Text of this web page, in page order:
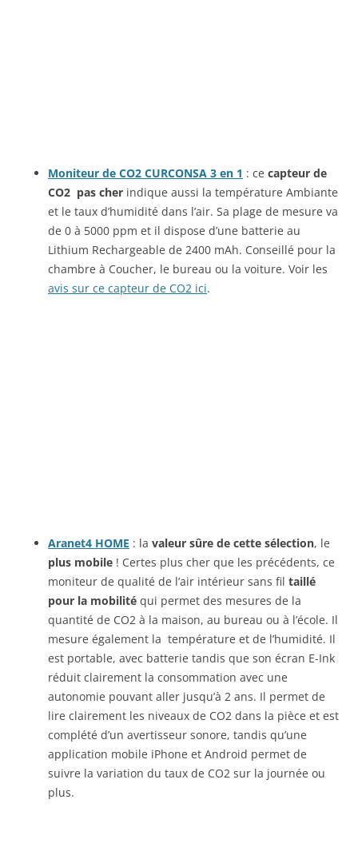
Moniteur de CO2 CURCONSA 3 en 1 : ce capteur de
CO2 pas cher indique aussi la température Ambiante
et le taux d’humidité dans l’air. Sa plage de mesure va
de 0 à 5000 ppm et il dispose d’une batterie au
Lithium Rechargeable de 2400 mAh. Conseillé pour la
chambre à Coucher, le bureau ou la voiture. Voir les
avis sur ce capteur de CO2 ici.
Aranet4 HOME : la valeur sûre de cette sélection, le
plus mobile ! Certes plus cher que les précédents, ce
moniteur de qualité de l’air intérieur sans fil taillé
pour la mobilité qui permet des mesures de la
quantité de CO2 à la maison, au bureau ou à l’école. Il
mesure également la température et de l’humidité. Il
est portable, avec batterie tandis que son écran E-Ink
réduit clairement la consommation avec une
autonomie pouvant aller jusqu’à 2 ans. Il permet de
lire clairement les niveaux de CO2 dans la pièce et est
complété d’un avertisseur sonore, tandis qu’une
application mobile iPhone et Android permet de
suivre la variation du taux de CO2 sur la journée ou
plus.